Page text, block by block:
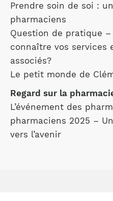
Prendre soin de soi :
pharmaciens
Question de pratique
connaître vos services
associés?
Le petit monde de
Regard sur la
L’événement des
pharmaciens 2025 –
vers l’avenir